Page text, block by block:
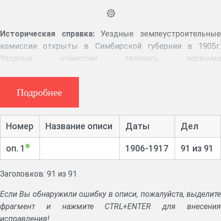
Историческая справка:Уездные землеустроительные
комиссии открыты в Симбирской губернии в 1905г.
Уездные комиссии являлись первыми
Губернской землеустроительной комиссии.
Ликвидированы в 1918 году.
Аннотация:
Журналы заседаний Сызранского уездного
съезда. Протоколы землеустроительной комиссии. Дела
о покупке удельной земли, о выделе надельной земли в
отруба; ликвидации чрезполосицы; уставные грамоты
владения. Дела о разрешении споров о наделах,
размежевании, об укреплении земли.
Подробнее
Номер Название описи Даты Дел
оп. 1 1906-1917 91 из 91
Заголовков: 91 из 91
Если Вы обнаружили ошибку в описи, пожалуйста, выделите
фрагмент и нажмите CTRL+ENTER для внесения
исправления!